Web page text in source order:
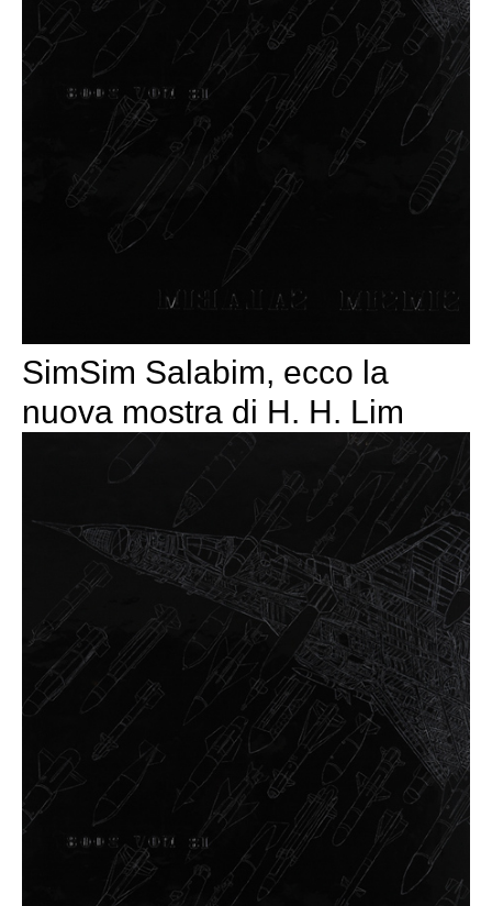
SimSim Salabim, ecco la
nuova mostra di H. H. Lim